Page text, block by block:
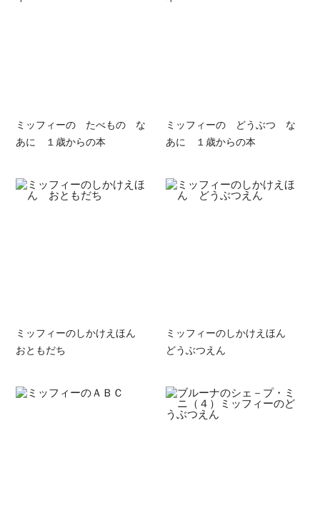
ミッフィーの たべもの な
あに １歳からの本
ミッフィーの どうぶつ な
あに １歳からの本
ミッフィーのしかけえほん
おともだち
ミッフィーのしかけえほん
どうぶつえん